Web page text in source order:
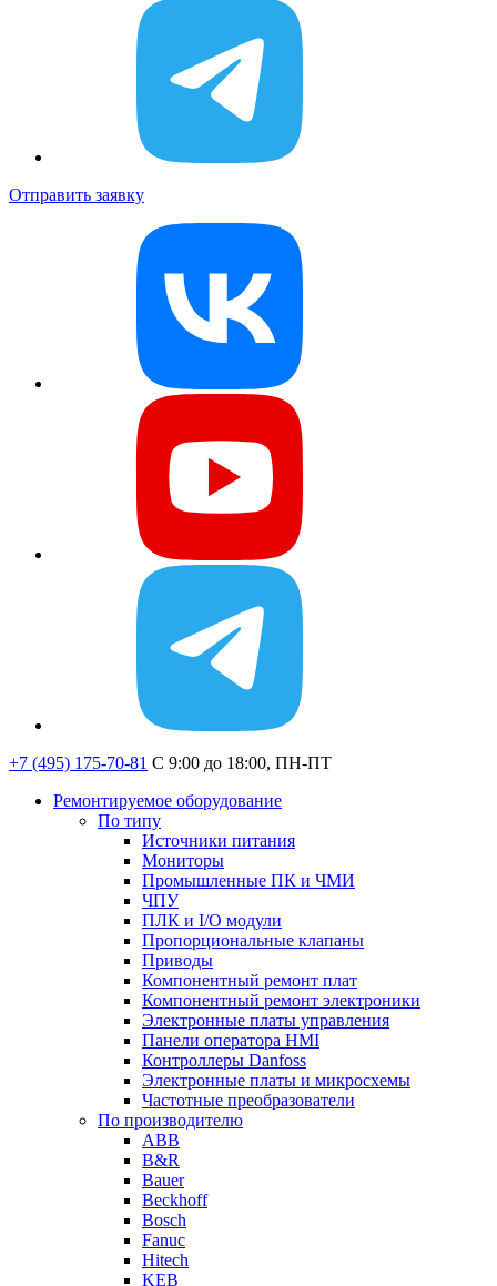
Отправить заявку
+7 (495) 175-70-81 C 9:00 до 18:00, ПН-ПТ
Ремонтируемое оборудование
По типу
Источники питания
Мониторы
Промышленные ПК и ЧМИ
ЧПУ
ПЛК и I/O модули
Пропорциональные клапаны
Приводы
Компонентный ремонт плат
Компонентный ремонт электроники
Электронные платы управления
Панели оператора HMI
Контроллеры Danfoss
Электронные платы и микросхемы
Частотные преобразователи
По производителю
ABB
B&R
Bauer
Beckhoff
Bosch
Fanuc
Hitech
KEB